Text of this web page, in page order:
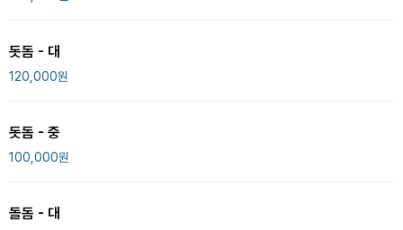
돗돔 - 대
120,000원
돗돔 - 중
100,000원
돌돔 - 대